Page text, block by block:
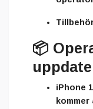
📦
iPhone